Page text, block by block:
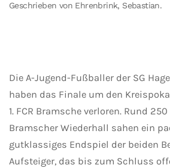
Geschrieben von Ehrenbrink, Sebastian.
Die A-Jugend-Fußballer der SG
haben das Finale um den
1. FCR Bramsche verloren. Rund
Bramscher Wiederhall sahen ein
gutklassiges Endspiel der beiden
Aufsteiger, das bis zum Schluss